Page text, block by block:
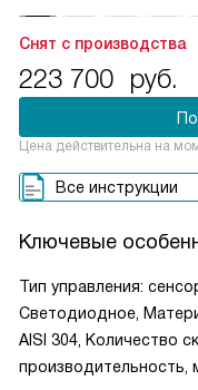
Снят с производства
223 700 руб.
Цена действительна на
Все инструкции
Ключевые
Тип управления:
Светодиодное,
AISI 304, Количество
производительность,